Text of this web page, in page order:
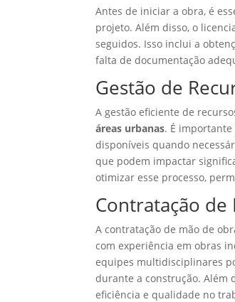
Antes de iniciar a obra, é
projeto. Além disso, o
seguidos. Isso inclui a
falta de documentação
Gestão de
A gestão eficiente de
áreas urbanas. É
disponíveis quando
que podem impactar
otimizar esse processo,
Contratação de
A contratação de mão de
com experiência em obras
equipes multidisciplinares
durante a construção. Além
eficiência e qualidade no